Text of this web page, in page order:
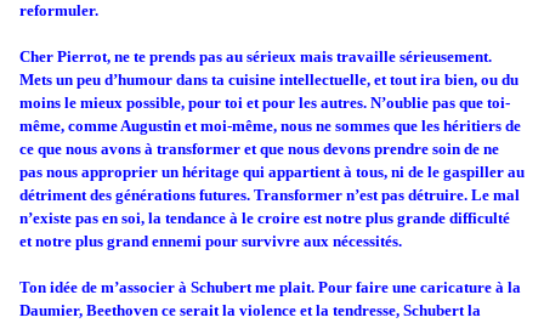
reformuler.
Cher Pierrot, ne te prends pas au sérieux mais travaille sérieusement.
Mets un peu d’humour dans ta cuisine intellectuelle, et tout ira bien, ou du
moins le mieux possible, pour toi et pour les autres. N’oublie pas que toi-
même, comme Augustin et moi-même, nous ne sommes que les héritiers de
ce que nous avons à transformer et que nous devons prendre soin de ne
pas nous approprier un héritage qui appartient à tous, ni de le gaspiller au
détriment des générations futures. Transformer n’est pas détruire. Le mal
n’existe pas en soi, la tendance à le croire est notre plus grande difficulté
et notre plus grand ennemi pour survivre aux nécessités.
Ton idée de m’associer à Schubert me plait. Pour faire une caricature à la
Daumier, Beethoven ce serait la violence et la tendresse, Schubert la